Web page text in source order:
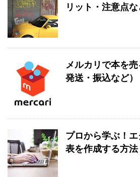
リット・注意点な
メルカリで本を
発送・振込など）
プロから学ぶ！
表を作成する方法